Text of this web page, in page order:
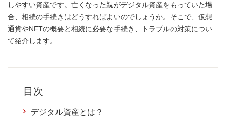
しやすい資産です。亡くなった親がデジタル資産をもっていた場
合、相続の手続きはどうすればよいのでしょうか。そこで、仮想
通貨やNFTの概要と相続に必要な手続き、トラブルの対策につい
て紹介します。
目次
デジタル資産とは？